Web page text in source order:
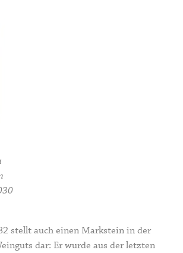
stellt auch einen Markstein in der
dar: Er wurde aus der letzten